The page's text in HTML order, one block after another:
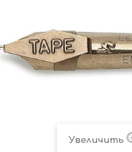
Увеличить